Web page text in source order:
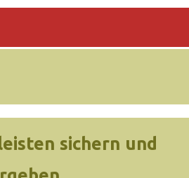
sichern und